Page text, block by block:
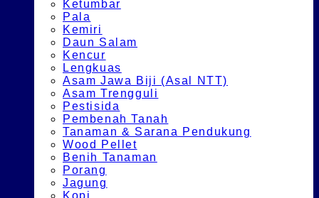
Ketumbar
Pala
Kemiri
Daun Salam
Kencur
Lengkuas
Asam Jawa Biji (Asal NTT)
Asam Trengguli
Pestisida
Pembenah Tanah
Tanaman & Sarana Pendukung
Wood Pellet
Benih Tanaman
Porang
Jagung
Kopi